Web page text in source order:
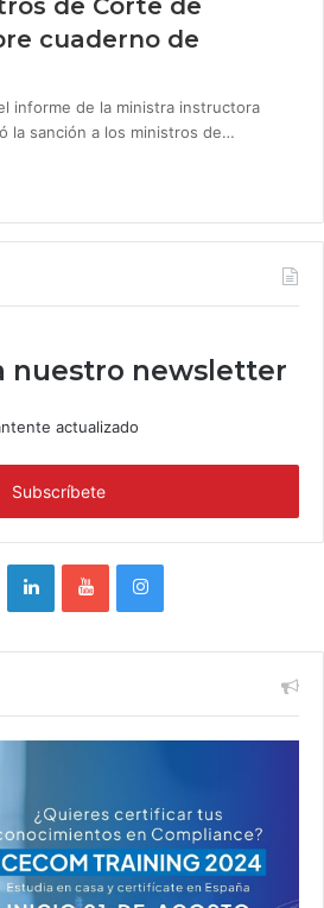
de Corte de
cuaderno de
informe de la ministra instructora
la sanción a los ministros de…
nuestro newsletter
actualizado